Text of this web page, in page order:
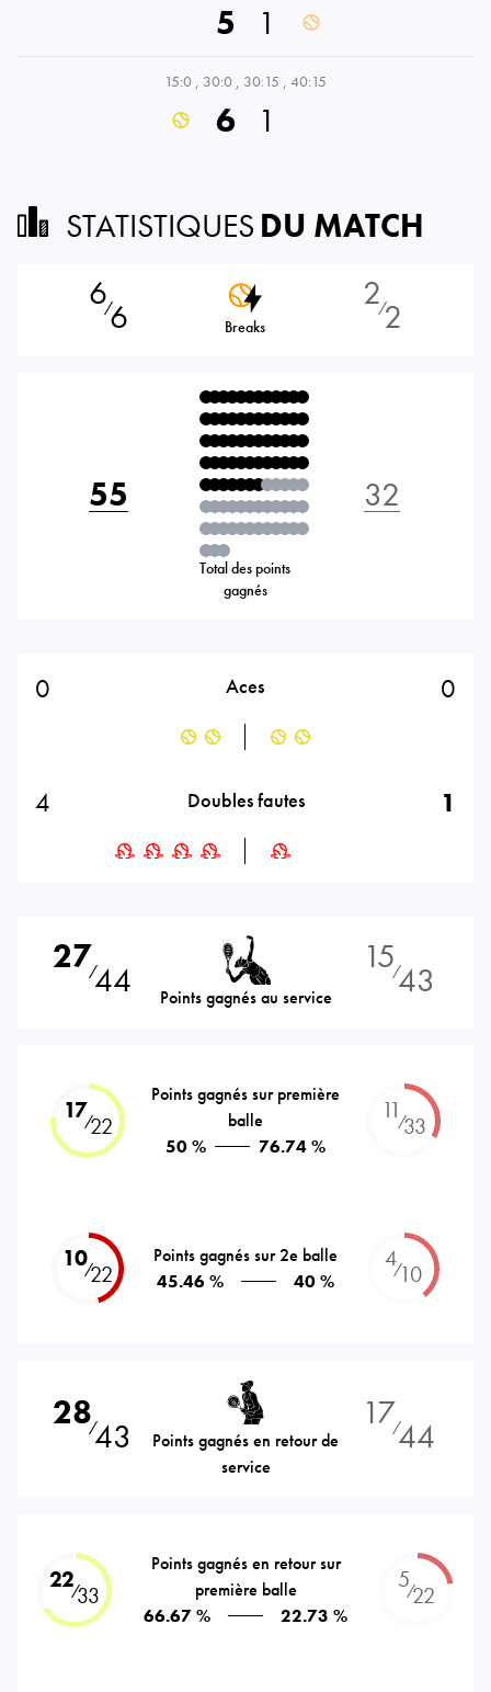
5 1
15:0 , 30:0 , 30:15 , 40:15
6 1
STATISTIQUES DU MATCH
6⁄6 Breaks
2⁄2
55
Total des points
gagnés
32
0 Aces 0
4 Doubles fautes 1
27⁄44 Points gagnés au service
15⁄43
17⁄22
Points gagnés sur première
balle
50 %
76.74 %
11⁄33
10⁄22
Points gagnés sur 2e balle
45.46 %
40 %
4⁄10
28⁄43
Points gagnés en retour de
service
17⁄44
22⁄33
Points gagnés en retour sur
première balle
66.67 %
22.73 %
5⁄22